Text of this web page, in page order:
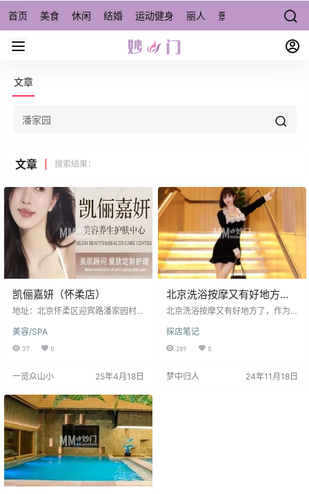
首页 美食 休闲 结婚 运动健身 丽人 景点/周边游 宠物
文章
文章 搜索结果：
凯俪嘉妍（怀柔店）
地址：北京怀柔区迎宾路潘家园村1
7/17200312594 客服QQ： 营业时
间：周一至周日08:30-18:30 商家
的具体情况制定护理方案。店里使
对护理效果充满了期待。美容师手
法舒服且温柔，让我感受到了无比
的放松。
美容/SPA
37 0
一览众山小 25年4月18日
北京洗浴按摩又有好地方
了，东三环新开的汤泉—尚
北京洗浴按摩又有好地方了，作为
这家汤泉，尚荟汤泉生活馆位于潘
家园附近，这家新开的汤泉设施齐
期间，69元让你分分钟找泡汤的所
探店笔记
289 0
梦中归人 24年11月18日